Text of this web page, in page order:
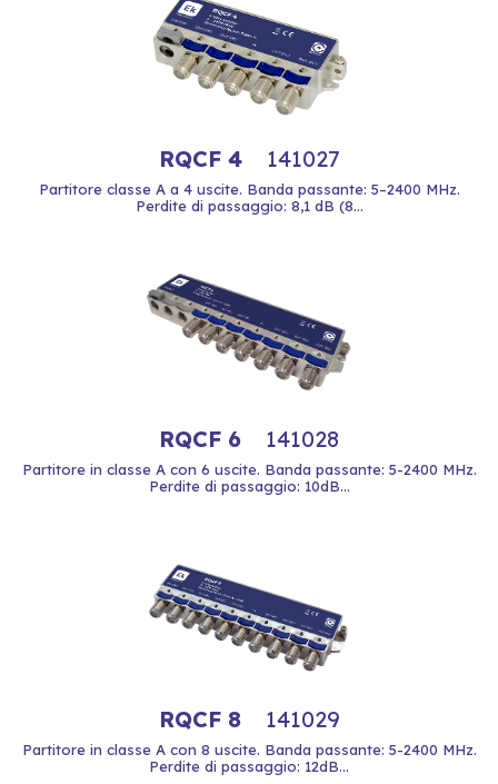
RQCF 4 141027
Partitore classe A a 4 uscite. Banda passante: 5–2400 MHz.
Perdite di passaggio: 8,1 dB (8...
RQCF 6 141028
Partitore in classe A con 6 uscite. Banda passante: 5-2400 MHz.
Perdite di passaggio: 10dB...
RQCF 8 141029
Partitore in classe A con 8 uscite. Banda passante: 5-2400 MHz.
Perdite di passaggio: 12dB...